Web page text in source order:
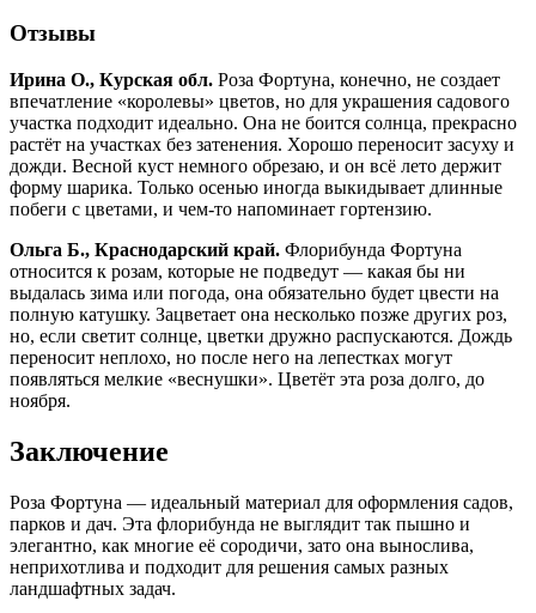
Отзывы
Ирина О., Курская обл. Роза Фортуна, конечно, не создает
впечатление «королевы» цветов, но для украшения садового
участка подходит идеально. Она не боится солнца, прекрасно
растёт на участках без затенения. Хорошо переносит засуху и
дожди. Весной куст немного обрезаю, и он всё лето держит
форму шарика. Только осенью иногда выкидывает длинные
побеги с цветами, и чем-то напоминает гортензию.
Ольга Б., Краснодарский край. Флорибунда Фортуна
относится к розам, которые не подведут — какая бы ни
выдалась зима или погода, она обязательно будет цвести на
полную катушку. Зацветает она несколько позже других роз,
но, если светит солнце, цветки дружно распускаются. Дождь
переносит неплохо, но после него на лепестках могут
появляться мелкие «веснушки». Цветёт эта роза долго, до
ноября.
Заключение
Роза Фортуна — идеальный материал для оформления садов,
парков и дач. Эта флорибунда не выглядит так пышно и
элегантно, как многие её сородичи, зато она вынослива,
неприхотлива и подходит для решения самых разных
ландшафтных задач.